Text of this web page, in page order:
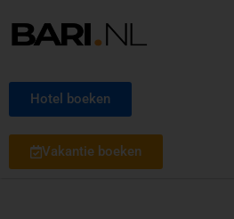
Hotel boeken
Vakantie boeken